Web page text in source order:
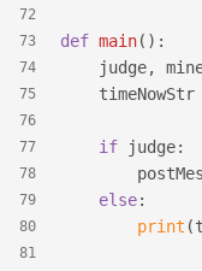
72
73
74
75
76
77
78
79
80
81
def main():
judge,
timeNowStr
if judge:
else:
print